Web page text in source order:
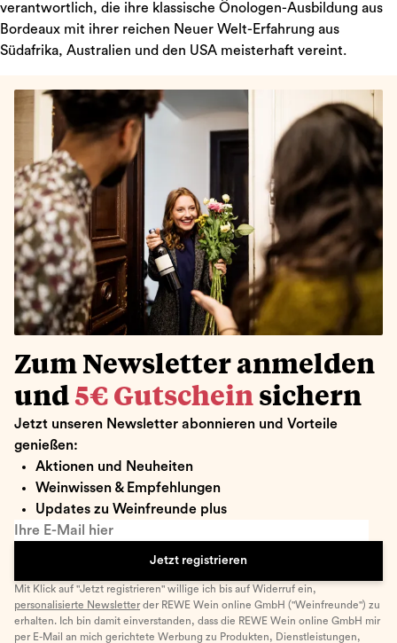
verantwortlich, die ihre klassische Önologen-Ausbildung aus
Bordeaux mit ihrer reichen Neuer Welt-Erfahrung aus
Südafrika, Australien und den USA meisterhaft vereint.
Zum Newsletter anmelden
und 5€ Gutschein sichern
Jetzt unseren Newsletter abonnieren und Vorteile
genießen:
Aktionen und Neuheiten
Weinwissen & Empfehlungen
Updates zu Weinfreunde plus
Ihre E-Mail hier
Jetzt registrieren
Mit Klick auf "Jetzt registrieren" willige ich bis auf Widerruf ein,
personalisierte Newsletter der REWE Wein online GmbH ("Weinfreunde") zu
erhalten. Ich bin damit einverstanden, dass die REWE Wein online GmbH mir
per E-Mail an mich gerichtete Werbung zu Produkten, Dienstleistungen,